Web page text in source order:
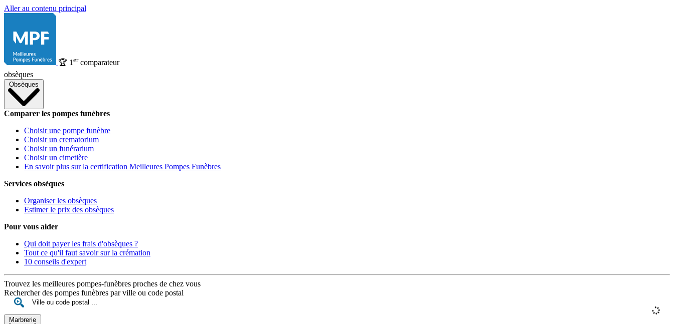
Aller au contenu principal
🏆 1 ercomparateur
obsèques
Obsèques
Comparer les pompes funèbres
Choisir une pompe funèbre
Choisir un crematorium
Choisir un funérarium
Choisir un cimetière
En savoir plus sur la certification Meilleures Pompes Funèbres
Services obsèques
Organiser les obsèques
Estimer le prix des obsèques
Pour vous aider
Qui doit payer les frais d'obsèques ?
Tout ce qu'il faut savoir sur la crémation
10 conseils d'expert
Trouvez les meilleures pompes-funèbres proches de chez vous
Rechercher des pompes funèbres par ville ou code postal
Marbrerie